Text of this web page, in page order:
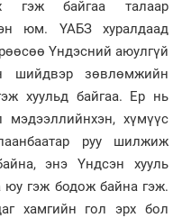
гэж байгаа талаар
юм. ҮАБЗ хуралдаад
Үндэсний аюулгүй
шийдвэр зөвлөмжийн
хуульд байгаа. Ер нь
мэдээллийнхэн, хүмүүс
руу шилжиж
энэ Үндсэн хууль
юу гэж бодож байна гэж.
хамгийн гол эрх бол